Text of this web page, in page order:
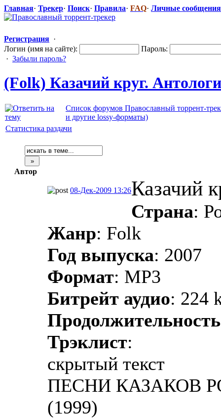
Главная· Трекер· Поиск· Правила· FAQ· Личные сообщения
Регистрация ·
Логин (имя на сайте):
Пароль:
· Забыли пароль?
(Folk) Казачий круг.
Список форумов Православный торрент-
и другие lossy-форматы)
Статистика раздачи
Автор
08-Дек-2009 13:26Казачий
Страна:
Жанр: Folk
Год выпуска: 2007
Формат: MP3
Битрейт аудио: 224
Продолжительность
Трэклист:
скрытый текст
ПЕСНИ КАЗАКОВ
(1999)